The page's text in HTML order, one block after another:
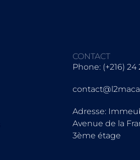
CONTACT
Phone: (+216) 24
Adresse:
Avenue de la
3ème étage